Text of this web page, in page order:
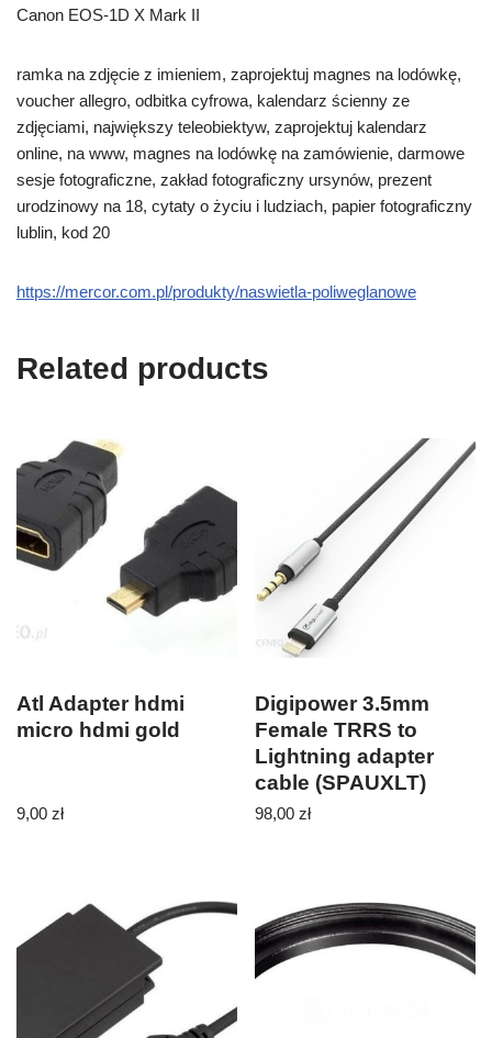
Canon EOS-1D X Mark II
ramka na zdjęcie z imieniem, zaprojektuj magnes na lodówkę,
voucher allegro, odbitka cyfrowa, kalendarz ścienny ze
zdjęciami, największy teleobiektyw, zaprojektuj kalendarz
online, na www, magnes na lodówkę na zamówienie, darmowe
sesje fotograficzne, zakład fotograficzny ursynów, prezent
urodzinowy na 18, cytaty o życiu i ludziach, papier fotograficzny
lublin, kod 20
https://mercor.com.pl/produkty/naswietla-poliweglanowe
Related products
Atl Adapter hdmi
micro hdmi gold
9,00 zł
Digipower 3.5mm
Female TRRS to
Lightning adapter
cable (SPAUXLT)
98,00zł